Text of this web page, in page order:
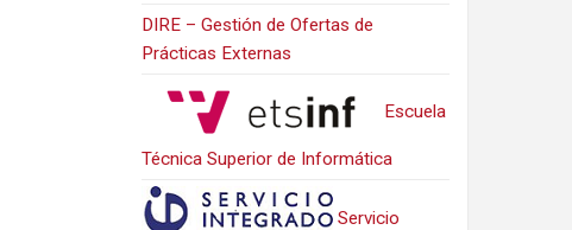
DIRE – Gestión de Ofertas de
Prácticas Externas
Escuela
Técnica Superior de Informática
Servicio